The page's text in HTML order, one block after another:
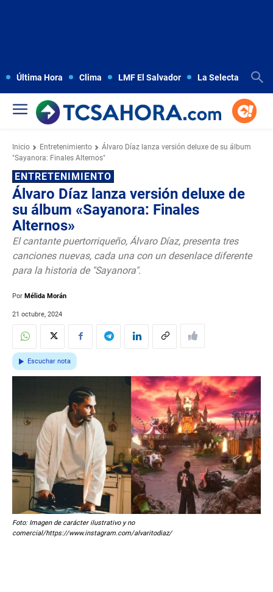
Última Hora Clima LMF El Salvador La Selecta
Inicio Entretenimiento
Álvaro Díaz lanza versión deluxe de su álbum
"Sayanora: Finales Alternos"
ENTRETENIMIENTO
Álvaro Díaz lanza versión deluxe de
su álbum «Sayanora: Finales
Alternos»
El cantante puertorriqueño, Álvaro Díaz, presenta tres
canciones nuevas, cada una con un desenlace diferente
para la historia de "Sayanora".
Por Mélida Morán
21 octubre, 2024
Escuchar nota
Foto: Imagen de carácter ilustrativo y no
comercial/https://www.instagram.com/alvaritodiaz/